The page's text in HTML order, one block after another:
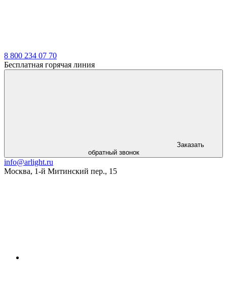
8 800 234 07 70
Бесплатная горячая линия
Заказать
обратный звонок
info@arlight.ru
Москва, 1-й Митинский пер., 15